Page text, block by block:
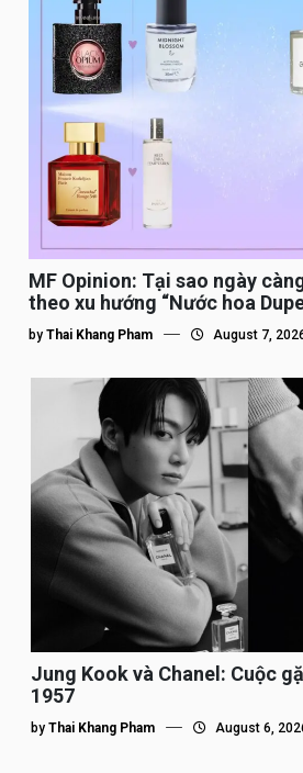
MF Opinion: Tại sao ngày
theo xu hướng “Nước hoa
by Thai Khang Pham August 7,
Jung Kook và Chanel: Cuộc
1957
by Thai Khang Pham August 6,